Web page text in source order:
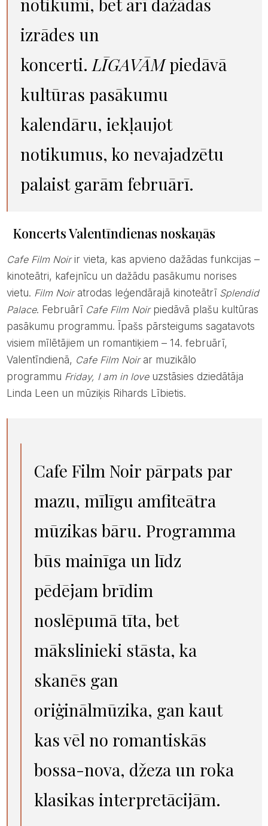
izrādes un
koncerti. LĪGAVĀMpiedāvā
kultūras pasākumu
kalendāru, iekļaujot
notikumus, ko nevajadzētu
palaist garām februārī.
Koncerts Valentīndienas noskaņās
Cafe Film Noirir vieta, kas apvieno dažādas funkcijas –
kinoteātri, kafejnīcu un dažādu pasākumu norises
vietu. Film Noiratrodas leģendārajā kinoteātrī Splendid
Palace. Februārī Cafe Film Noirpiedāvā plašu kultūras
pasākumu programmu. Īpašs pārsteigums sagatavots
visiem mīlētājiem un romantiķiem – 14. februārī,
Valentīndienā, Cafe Film Noirar muzikālo
programmu Friday, I am in loveuzstāsies dziedātāja
Linda Leen un mūziķis Rihards Lībietis.
Cafe Film Noir pārpats par
mazu, mīlīgu amfiteātra
mūzikas bāru. Programma
būs mainīga un līdz
pēdējam brīdim
noslēpumā tīta, bet
mākslinieki stāsta, ka
skanēs gan
oriģinālmūzika, gan kaut
kas vēl no romantiskās
bossa-nova, džeza un roka
klasikas interpretācijām.